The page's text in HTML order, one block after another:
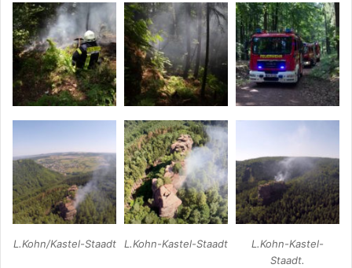
L.Kohn/Kastel-Staadt L.Kohn-Kastel-Staadt
L.Kohn-Kastel-
Staadt.